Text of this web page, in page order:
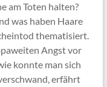
am Toten halten?
was haben Haare
thematisiert.
Angst vor
konnte man sich
erfährt